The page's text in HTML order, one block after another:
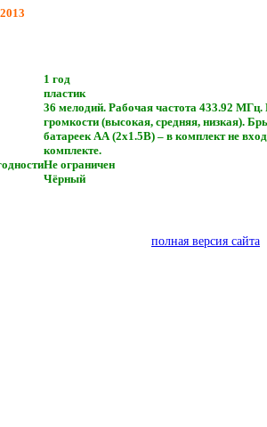
1 год
пластик
36 мелодий. Рабочая частота 433.92 МГц.
громкости (высокая, средняя, низкая).
батареек АА (2х1.5В) – в комплект не
комплекте.
Не ограничен
Чёрный
полная версия сайта